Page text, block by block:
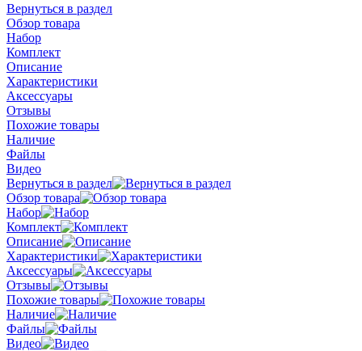
Вернуться в раздел
Обзор товара
Набор
Комплект
Описание
Характеристики
Аксессуары
Отзывы
Похожие товары
Наличие
Файлы
Видео
Вернуться в раздел
Обзор товара
Набор
Комплект
Описание
Характеристики
Аксессуары
Отзывы
Похожие товары
Наличие
Файлы
Видео